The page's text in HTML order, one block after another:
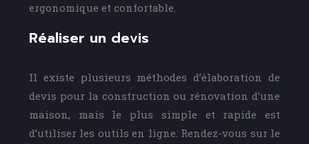
ergonomique et confortable.
Réaliser un devis
Il existe plusieurs méthodes d’élaboration de
devis pour la construction ou rénovation d’une
maison, mais le plus simple et rapide est
d’utiliser les outils en ligne. Rendez-vous sur le